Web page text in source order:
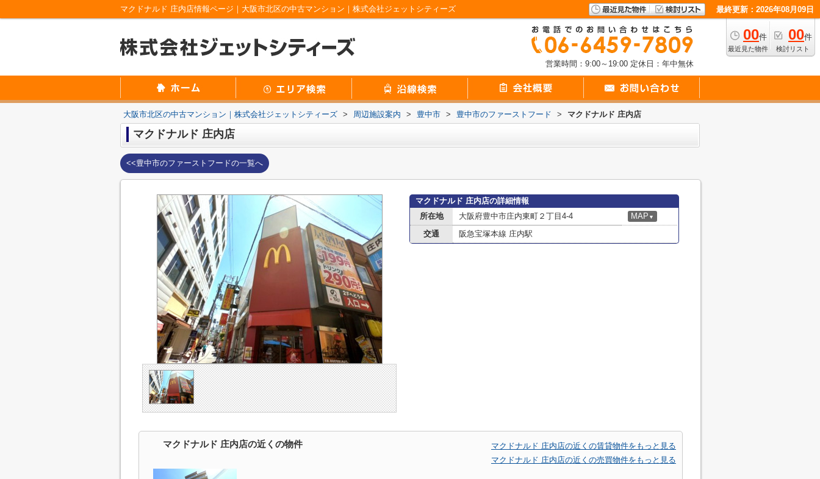
マクドナルド 庄内店情報ページ｜大阪市北区の中古マンション｜株式会社ジェットシティーズ 最終更新：2026年08月09日
00件
最近見た物件
00件
検討リスト
営業時間：9:00～19:00 定休日：年中無休
大阪市北区の中古マンション｜株式会社ジェットシティーズ > 周辺施設案内 > 豊中市 > 豊中市のファーストフード > マクドナルド 庄内店
マクドナルド 庄内店
<<豊中市のファーストフードの一覧へ
マクドナルド 庄内店の詳細情報
所在地
大阪府豊中市庄内東町２丁目4-4 MAP ▼
交通 阪急宝塚本線 庄内駅
マクドナルド 庄内店の近くの物件
マクドナルド 庄内店の近くの賃貸物件をもっと見る
マクドナルド 庄内店の近くの売買物件をもっと見る